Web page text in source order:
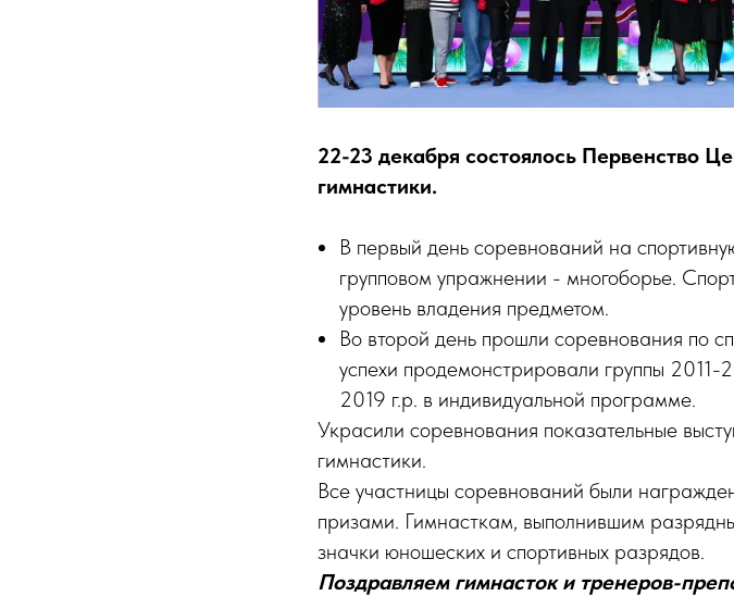
22-23 декабря состоялось Первенство
гимнастики.
В первый день соревнований на
групповом упражнении - многоборье.
уровень владения предметом.
Во второй день прошли соревнования по
успехи продемонстрировали группы
2019 г.р. в индивидуальной программе.
Украсили соревнования показательные
гимнастики.
Все участницы соревнований были
призами. Гимнасткам, выполнившим
значки юношеских и спортивных разрядов.
Поздравляем гимнасток и тренеров-